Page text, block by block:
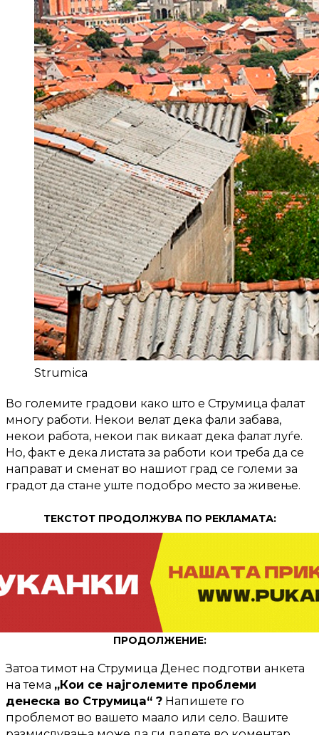
Strumica
Во големите градови како што е Струмица фалат
многу работи. Некои велат дека фали забава,
некои работа, некои пак викaат дека фалат луѓе.
Но, факт е дека листата за работи кои треба да се
направат и сменат во нашиот град се големи за
градот да стане уште подобро место за живење.
ТЕКСТОТ ПРОДОЛЖУВА ПО РЕКЛАМАТА:
ПРОДОЛЖЕНИЕ:
Затоа тимот на Струмица Денес подготви анкета
на тема „Кои се најголемите проблеми
денеска во Струмица“ ? Напишете го
проблемот во вашето маало или село. Вашите